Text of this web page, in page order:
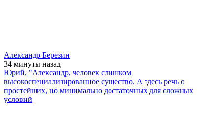
Александр Березин
34 минуты назад
Юрий, "Александр, человек слишком
высокоспециализированное существо. А здесь речь о
простейших, но минимально достаточных для сложных
условий